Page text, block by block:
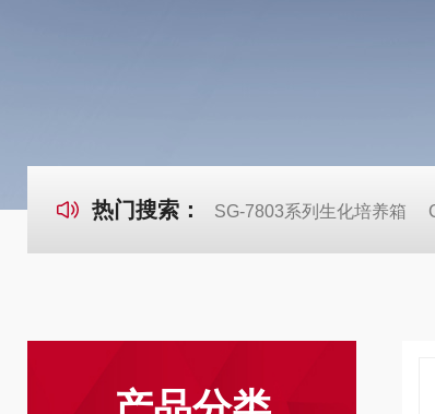
热门搜索： SG-7803系列生化培养箱